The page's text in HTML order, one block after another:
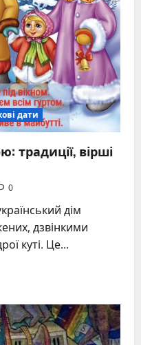
дати
традиції, вірші
0
дім
дзвінкими
куті. Це...